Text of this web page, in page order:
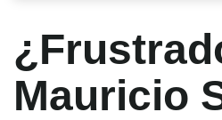
Mauricio